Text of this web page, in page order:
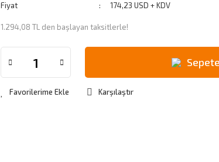
Fiyat
174,23 USD + KDV
1.294,08 TL den başlayan taksitlerle!
Karşılaştır